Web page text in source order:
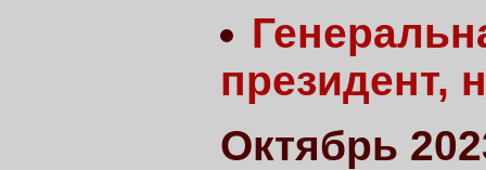
президент,
Октябрь